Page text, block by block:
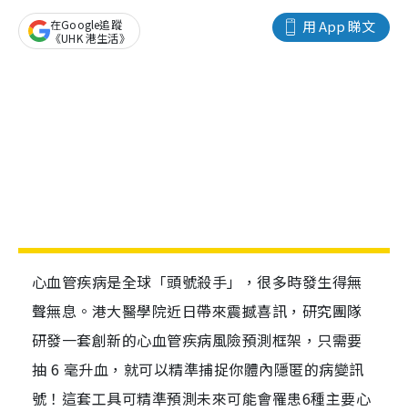
用 App 睇文
在Google追蹤
《UHK 港生活》
心血管疾病是全球「頭號殺手」，很多時發生得無
聲無息。港大醫學院近日帶來震撼喜訊，研究團隊
研發一套創新的心血管疾病風險預測框架，只需要
抽 6 毫升血，就可以精準捕捉你體內隱匿的病變訊
號！這套工具可精準預測未來可能會罹患6種主要心